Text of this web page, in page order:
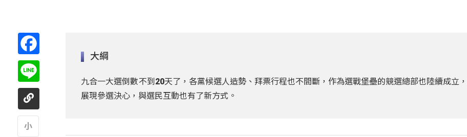
大綱
九合一大選倒數不到20天了，各黨候選人造勢、拜票行程也不間斷，作為選戰堡壘的競選總部也陸續成立
展現參選決心，與選民互動也有了新方式。